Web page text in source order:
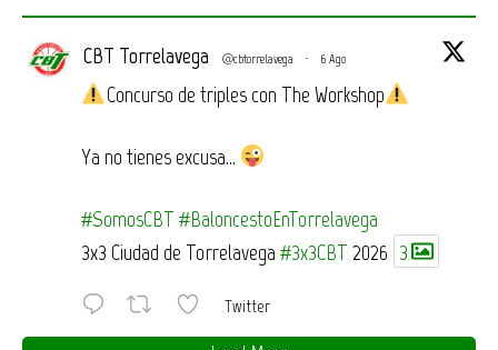
CBT Torrelavega @cbtorrelavega · 6 Ago
Concurso de triples con The Workshop
Ya no tienes excusa…
#SomosCBT #BaloncestoEnTorrelavega
3x3 Ciudad de Torrelavega #3x3CBT 2026 3
Twitter